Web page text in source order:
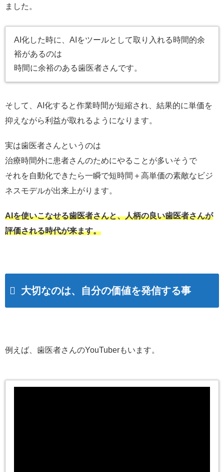
ました。
AI化した時に、AIをツールとして取り入れる時間的余
裕があるのは
時間に余裕のある歯医者さんです。
そして、AI化すると作業時間が短縮され、結果的に単価を
抑えながら利益が取れるようになります。
実は歯医者さんというのは
治療時間外に患者さんのためにやることが多いそうで
それを自動化できたら一瞬で短時間＋高単価の素敵なビジ
ネスモデルが出来上がります。
AIを使いこなせる歯医者さんと、人柄の良い歯医者さんが
評価される時代が来ます。
大切なのは、自分の価値を発信する事
例えば、歯医者さんのYouTuberもいます。